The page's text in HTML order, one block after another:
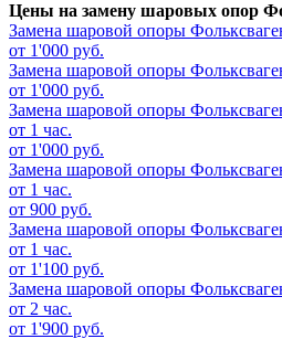
Цены на замену шаровых опор
Замена шаровой опоры
от 1'000 руб.
Замена шаровой опоры
от 1'000 руб.
Замена шаровой опоры
от 1 час.
от 1'000 руб.
Замена шаровой опоры
от 1 час.
от 900 руб.
Замена шаровой опоры
от 1 час.
от 1'100 руб.
Замена шаровой опоры
от 2 час.
от 1'900 руб.